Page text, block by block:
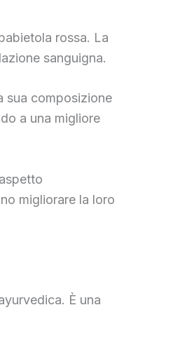
rossa. La
sanguigna.
sua composizione
a una migliore
migliorare la loro
È una